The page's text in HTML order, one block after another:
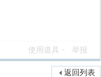
使用道具 举报
返回列表